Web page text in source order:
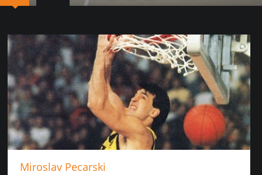
Miroslav Pecarski